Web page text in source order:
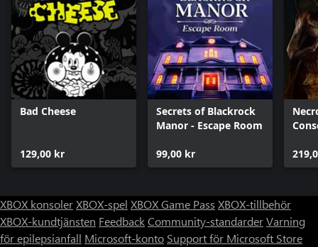
Bad Cheese
129,00 kr
Secrets of Blackrock
Manor - Escape Room
99,00 kr
XBOX konsolerXBOX-spel XBOX Game Pass XBOX-tillbehör
XBOX-kundtjänsten FeedbackCommunity-standarderVarning
för epilepsianfall Microsoft-konto Support för Microsoft Store